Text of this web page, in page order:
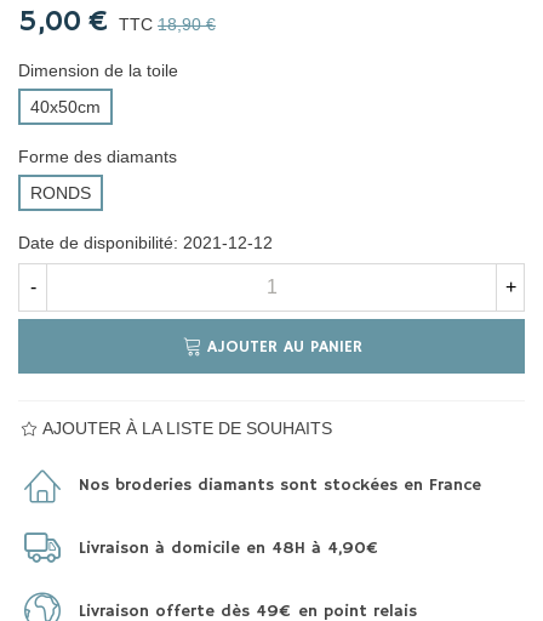
5,00 € TTC 18,90 €
Dimension de la toile
40x50cm
Forme des diamants
RONDS
Date de disponibilité: 2021-12-12
- +
AJOUTER AU PANIER
AJOUTER À LA LISTE DE SOUHAITS
Nos broderies diamants sont stockées en France
Livraison à domicile en 48H à 4,90€
Livraison offerte dès 49€ en point relais